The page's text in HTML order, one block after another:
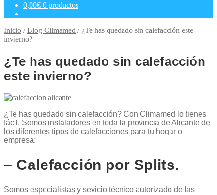
0,00€ 0 productos
Inicio /Blog Climamed / ¿Te has quedado sin calefacción este
invierno?
¿Te has quedado sin calefacción
este invierno?
¿Te has quedado sin calefacción? Con Climamed lo tienes
fácil. Somos instaladores en toda la provincia de Alicante de
los diferentes tipos de calefacciones para tu hogar o
empresa:
– Calefacción por Splits.
Somos especialistas y sevicio técnico autorizado de las